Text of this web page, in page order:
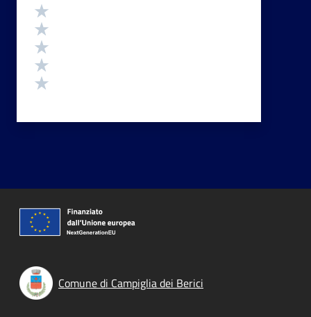
Valutazione
Comune di Campiglia dei Berici